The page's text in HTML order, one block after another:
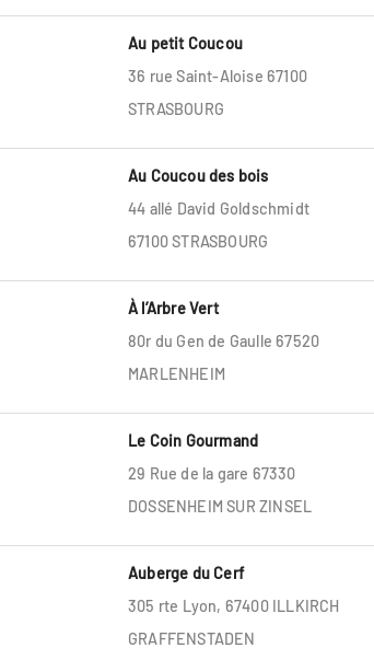
Au petit Coucou
36 rue Saint-Aloise 67100
STRASBOURG
Au Coucou des bois
44 allé David Goldschmidt
67100 STRASBOURG
À l’Arbre Vert
80r du Gen de Gaulle 67520
MARLENHEIM
Le Coin Gourmand
29 Rue de la gare 67330
DOSSENHEIM SUR ZINSEL
Auberge du Cerf
305 rte Lyon, 67400 ILLKIRCH
GRAFFENSTADEN